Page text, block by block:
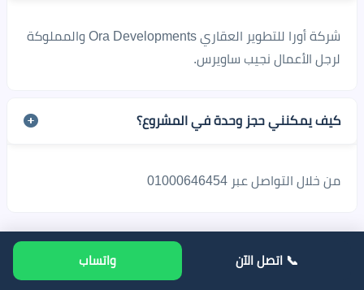
شركة أورا للتطوير العقاري Ora Developments والمملوكة
لرجل الأعمال نجيب ساويرس.
كيف يمكنني حجز وحدة في المشروع؟
من خلال التواصل عبر 01000646454
📞 اتصل الآن واتساب